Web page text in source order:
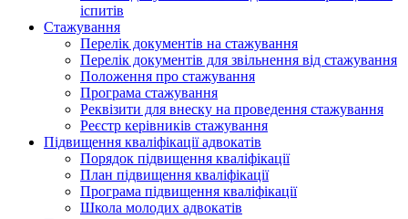
іспитів
Стажування
Перелік документів на стажування
Перелік документів для звільнення від стажування
Положення про стажування
Програма стажування
Реквізити для внеску на проведення стажування
Реєстр керівників стажування
Підвищення кваліфікації адвокатів
Порядок підвищення кваліфікації
План підвищення кваліфікації
Програма підвищення кваліфікації
Школа молодих адвокатів